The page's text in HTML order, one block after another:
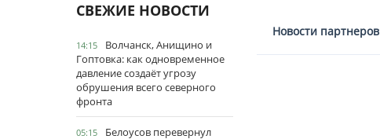
СВЕЖИЕ НОВОСТИ
14:15
Волчанск, Анищино и
Гоптовка: как одновременное
давление создаёт угрозу
обрушения всего северного
фронта
05:15
Белоусов перевернул
Новости партнеров